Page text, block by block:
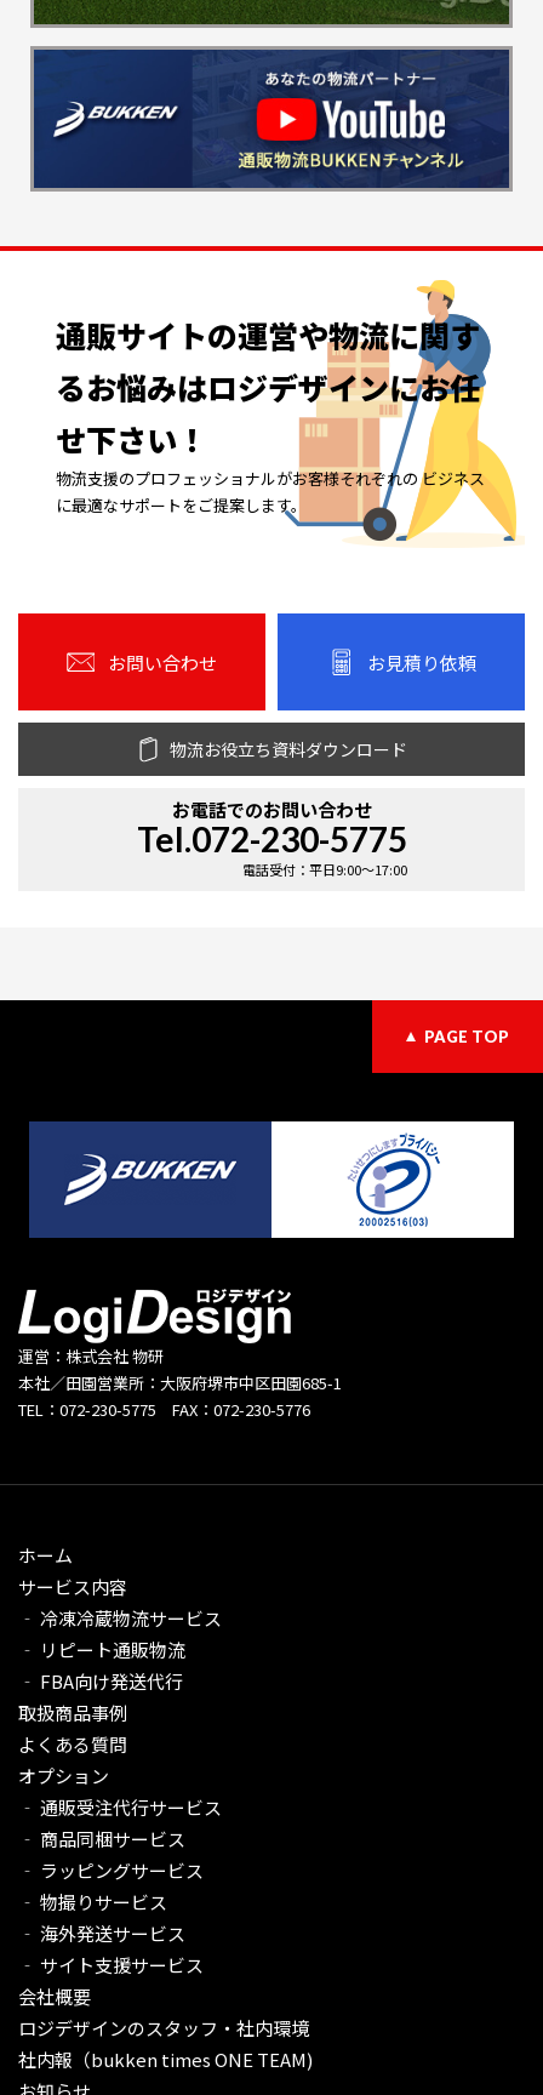
通販サイトの運営や物流に関す
るお悩みはロジデザインにお任
せ下さい！
物流支援のプロフェッショナルがお客様それぞれの ビジネス
に最適なサポートをご提案します。
お問い合わせ お見積り依頼
物流お役立ち資料ダウンロード
お電話でのお問い合わせ
Tel.072-230-5775
電話受付：平日9:00〜17:00
PAGE TOP
運営：株式会社 物研
本社／田園営業所：大阪府堺市中区田園685-1
TEL：072-230-5775 FAX：072-230-5776
ホーム
サービス内容
‐ 冷凍冷蔵物流サービス
‐ リピート通販物流
‐ FBA向け発送代行
取扱商品事例
よくある質問
オプション
‐ 通販受注代行サービス​
‐ 商品同梱サービス
‐ ラッピングサービス
‐ 物撮りサービス
‐ 海外発送サービス
‐ サイト支援サービス
会社概要
ロジデザインのスタッフ・社内環境
社内報（bukken times ONE TEAM)